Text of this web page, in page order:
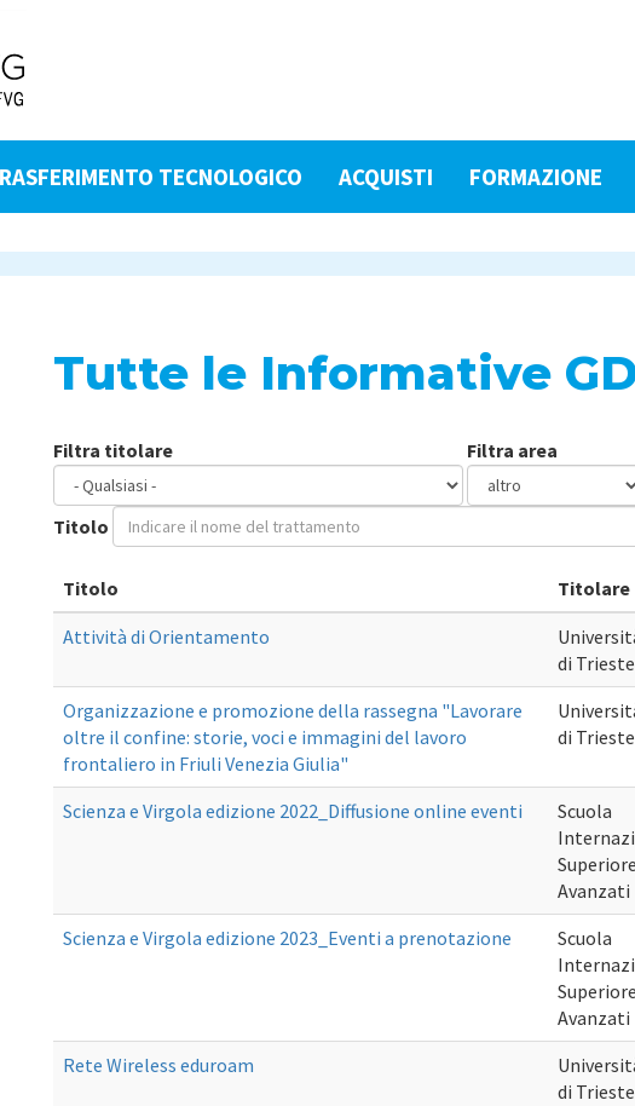
TECNOLOGICO ACQUISTI FORMAZIONE
Tutte le Informative
Filtra titolare Filtra area
Titolo
Titolo Titolare
Attività di Orientamento
di Trieste
Organizzazione e promozione della rassegna "Lavorare
oltre il confine: storie, voci e immagini del lavoro
frontaliero in Friuli Venezia Giulia"
di Trieste
Scienza e Virgola edizione 2022_Diffusione online eventi
Scuola
Avanzati
Scienza e Virgola edizione 2023_Eventi a prenotazione
Scuola
Avanzati
Rete Wireless eduroam
di Trieste